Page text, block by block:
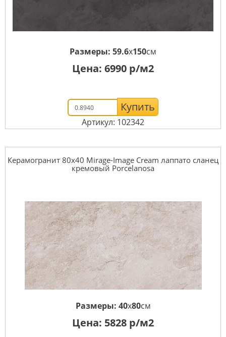
Размеры: 59.6x150см
Цена: 6990 р/м2
Купить
Артикул: 102342
Керамогранит 80x40 Mirage-Image Cream лаппато сланец
кремовый Porcelanosa
Размеры: 40x80см
Цена: 5828 р/м2